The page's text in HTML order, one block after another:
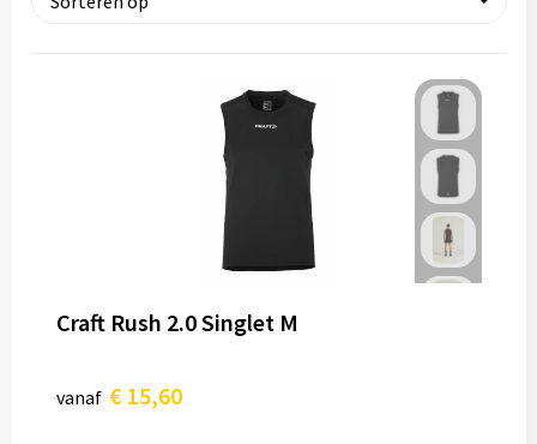
Craft Rush 2.0 Singlet M
vanaf € 15,60